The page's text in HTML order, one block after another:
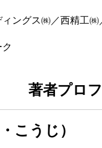
ングス㈱／西精工
著者プロ
こうじ）